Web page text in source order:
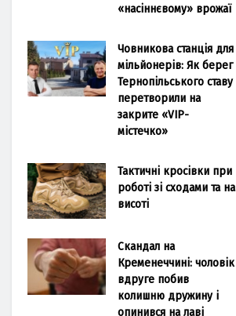
«насіннєвому» врожаї
Човникова станція для
мільйонерів: Як берег
Тернопільського ставу
перетворили на
закрите «VIP-
містечко»
Тактичні кросівки при
роботі зі сходами та на
висоті
Скандал на
Кременеччині: чоловік
вдруге побив
колишню дружину і
опинився на лаві